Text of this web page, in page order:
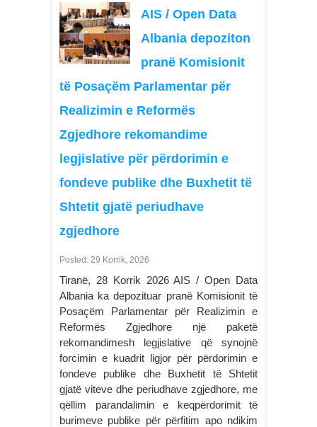
AIS / Open Data
Albania depoziton
pranë Komisionit
të Posaçëm Parlamentar për
Realizimin e Reformës
Zgjedhore rekomandime
legjislative për përdorimin e
fondeve publike dhe Buxhetit të
Shtetit gjatë periudhave
zgjedhore
Posted: 29 Korrik, 2026
Tiranë, 28 Korrik 2026 AIS / Open Data
Albania ka depozituar pranë Komisionit të
Posaçëm Parlamentar për Realizimin e
Reformës Zgjedhore një paketë
rekomandimesh legjislative që synojnë
forcimin e kuadrit ligjor për përdorimin e
fondeve publike dhe Buxhetit të Shtetit
gjatë viteve dhe periudhave zgjedhore, me
qëllim parandalimin e keqpërdorimit të
burimeve publike për përfitim apo ndikim